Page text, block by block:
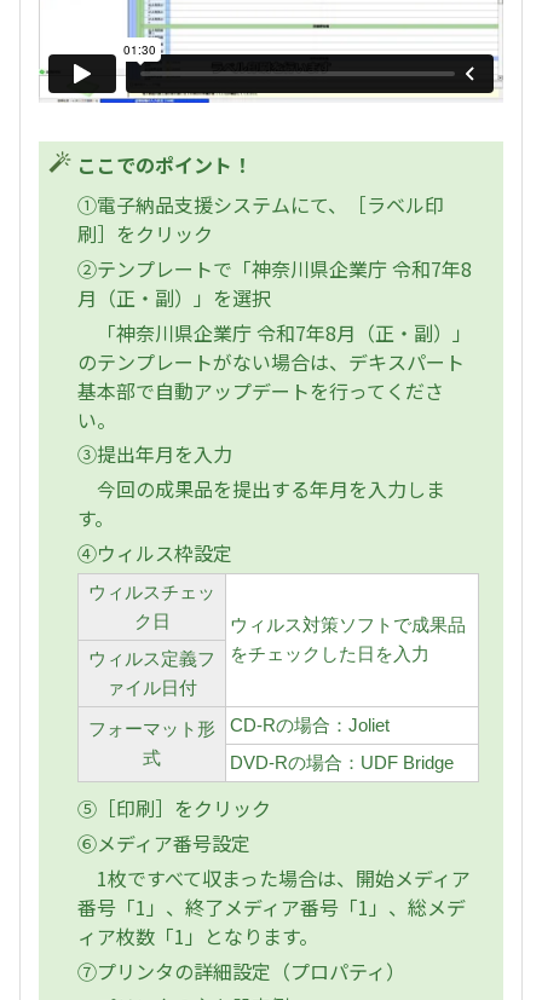
ここでのポイント！
①電子納品支援システムにて、［ラベル印
刷］をクリック
②テンプレートで「神奈川県企業庁 令和7年8
月（正・副）」を選択
「神奈川県企業庁 令和7年8月（正・副）」
のテンプレートがない場合は、デキスパート
基本部で自動アップデートを行ってくださ
い。
③提出年月を入力
今回の成果品を提出する年月を入力しま
す。
④ウィルス枠設定
ウィルスチェッ
ク日
ウィルス対策ソフトで成果品
をチェックした日を入力
ウィルス定義フ
ァイル日付
フォーマット形
式
CD-Rの場合：Joliet
DVD-Rの場合：UDF Bridge
⑤［印刷］をクリック
⑥メディア番号設定
1枚ですべて収まった場合は、開始メディア
番号「1」、終了メディア番号「1」、総メデ
ィア枚数「1」となります。
⑦プリンタの詳細設定（プロパティ）